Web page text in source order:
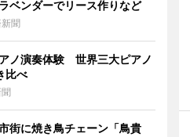
ベンダーでリース作りなど
聞
ノ演奏体験 世界三大ピアノ
比べ
街に焼き鳥チェーン「鳥貴